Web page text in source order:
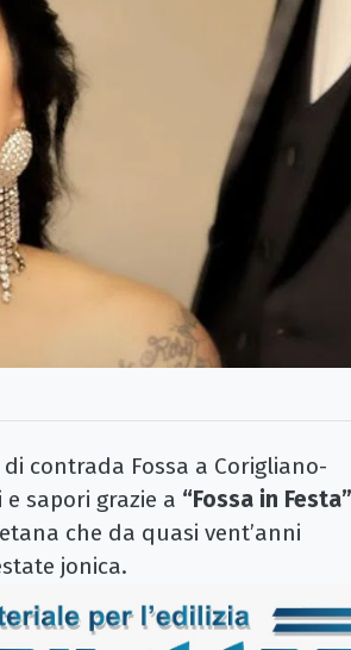
di contrada Fossa a Corigliano-
sapori grazie a “Fossa in Festa”
che da quasi vent’anni
jonica.